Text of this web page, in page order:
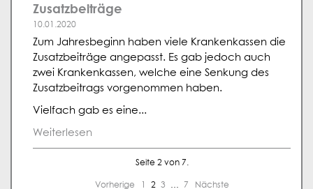
Zusatzbeiträge
10.01.2020
Zum Jahresbeginn haben viele Krankenkassen die
Zusatzbeiträge angepasst. Es gab jedoch auch
zwei Krankenkassen, welche eine Senkung des
Zusatzbeitrags vorgenommen haben.
Vielfach gab es eine...
Weiterlesen
Seite 2 von 7.
Vorherige 2 3 … 7 Nächste